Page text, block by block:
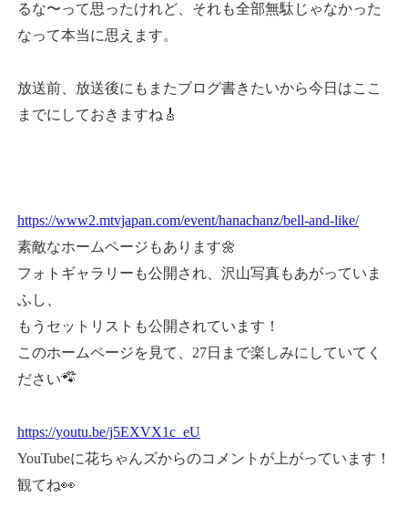
るな〜って思ったけれど、それも全部無駄じゃなかった
なって本当に思えます。
放送前、放送後にもまたブログ書きたいから今日はここ
までにしておきますね🎸
https://www2.mtvjapan.com/event/hanachanz/bell-and-like/
素敵なホームページもあります🌼
フォトギャラリーも公開され、沢山写真もあがっていま
ふし、
もうセットリストも公開されています！
このホームページを見て、27日まで楽しみにしていてく
ださい🐾໊
https://youtu.be/j5EXVX1c_eU
YouTubeに花ちゃんズからのコメントが上がっています！
観てね👀